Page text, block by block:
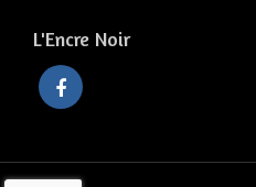
L'Encre Noir